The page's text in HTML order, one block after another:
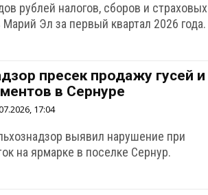
рублей налогов, сборов и страховых
Эл за первый квартал 2026 года.
пресек продажу гусей и
в Сернуре
17:04
выявил нарушение при
на ярмарке в поселке Сернур.